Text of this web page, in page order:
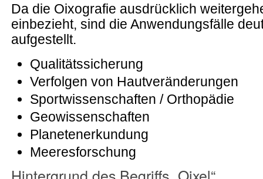
Da die Oixografie ausdrücklich
einbezieht, sind die Anwendungsfälle
aufgestellt.
Qualitätssicherung
Verfolgen von Hautveränderungen
Sportwissenschaften / Orthopädie
Geowissenschaften
Planetenerkundung
Meeresforschung
Hintergrund des Begriffs „Oixel“